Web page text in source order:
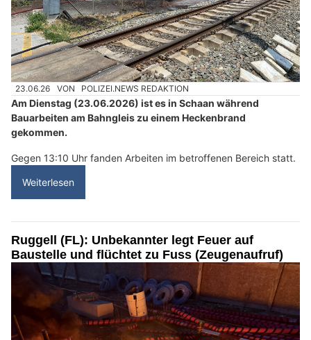
23.06.26 VON POLIZEI.NEWS REDAKTION
Am Dienstag (23.06.2026) ist es in Schaan während
Bauarbeiten am Bahngleis zu einem Heckenbrand
gekommen.
Gegen 13:10 Uhr fanden Arbeiten im betroffenen Bereich statt.
Weiterlesen
Ruggell (FL): Unbekannter legt Feuer auf
Baustelle und flüchtet zu Fuss (Zeugenaufruf)